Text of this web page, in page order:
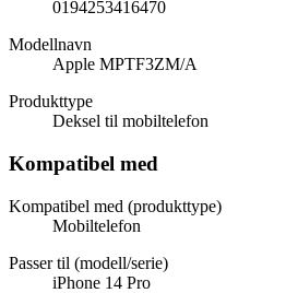
0194253416470
Modellnavn
Apple MPTF3ZM/A
Produkttype
Deksel til mobiltelefon
Kompatibel med
Kompatibel med (produkttype)
Mobiltelefon
Passer til (modell/serie)
iPhone 14 Pro